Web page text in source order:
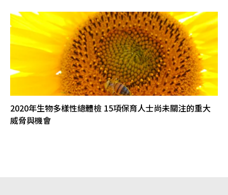
2020年生物多樣性總體檢 15項保育人士尚未關注的重大
威脅與機會